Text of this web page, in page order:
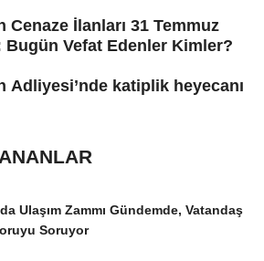
Cenaze İlanları 31 Temmuz
Bugün Vefat Edenler Kimler?
Adliyesi’nde katiplik heyecanı
Ulaşım Zammı Gündemde, Vatandaş
Soruyor